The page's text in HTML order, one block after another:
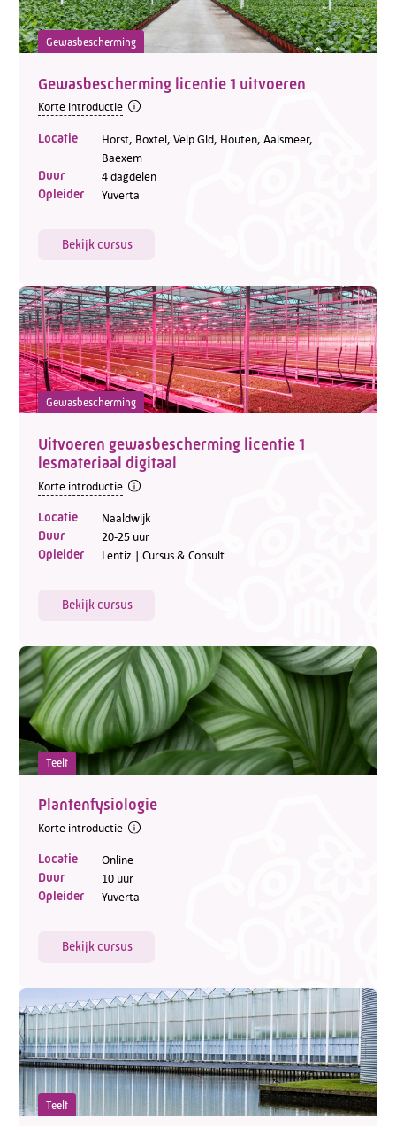
Gewasbescherming
Gewasbescherming licentie 1 uitvoeren
Korte introductie
Locatie
Horst, Boxtel, Velp Gld, Houten, Aalsmeer,
Baexem
Duur 4 dagdelen
Opleider Yuverta
Bekijk cursus
Gewasbescherming
Uitvoeren gewasbescherming licentie 1
lesmateriaal digitaal
Korte introductie
Locatie Naaldwijk
Duur 20-25 uur
Opleider Lentiz | Cursus & Consult
Bekijk cursus
Teelt
Plantenfysiologie
Korte introductie
Locatie Online
Duur 10 uur
Opleider Yuverta
Bekijk cursus
Teelt